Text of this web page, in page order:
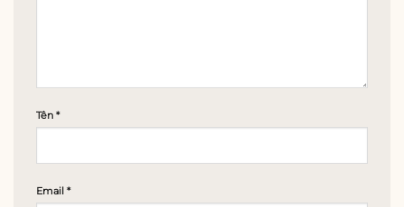
Tên *
Email *